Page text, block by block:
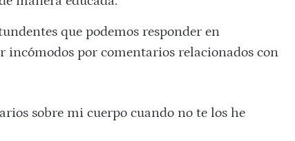
que podemos responder en
incómodos por comentarios relacionados con
sobre mi cuerpo cuando no te los he